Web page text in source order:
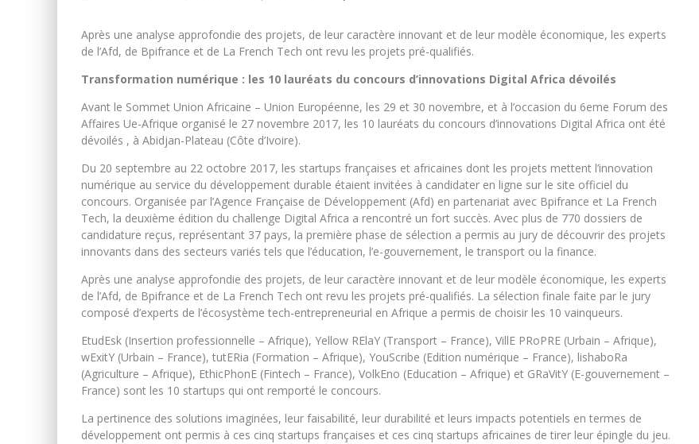
Après une analyse approfondie des projets, de leur caractère innovant et de leur modèle économique, les experts
de l’Afd, de Bpifrance et de La French Tech ont revu les projets pré-qualifiés.
Transformation numérique : les 10 lauréats du concours d’innovations Digital Africa dévoilés
Avant le Sommet Union Africaine – Union Européenne, les 29 et 30 novembre, et à l’occasion du 6eme Forum des
Affaires Ue-Afrique organisé le 27 novembre 2017, les 10 lauréats du concours d’innovations Digital Africa ont été
dévoilés , à Abidjan-Plateau (Côte d’Ivoire).
Du 20 septembre au 22 octobre 2017, les startups françaises et africaines dont les projets mettent l’innovation
numérique au service du développement durable étaient invitées à candidater en ligne sur le site officiel du
concours. Organisée par l’Agence Française de Développement (Afd) en partenariat avec Bpifrance et La French
Tech, la deuxième édition du challenge Digital Africa a rencontré un fort succès. Avec plus de 770 dossiers de
candidature reçus, représentant 37 pays, la première phase de sélection a permis au jury de découvrir des projets
innovants dans des secteurs variés tels que l’éducation, l’e-gouvernement, le transport ou la finance.
Après une analyse approfondie des projets, de leur caractère innovant et de leur modèle économique, les experts
de l’Afd, de Bpifrance et de La French Tech ont revu les projets pré-qualifiés. La sélection finale faite par le jury
composé d’experts de l’écosystème tech-entrepreneurial en Afrique a permis de choisir les 10 vainqueurs.
EtudEsk (Insertion professionnelle – Afrique), Yellow RElaY (Transport – France), VillE PRoPRE (Urbain – Afrique),
wExitY (Urbain – France), tutERia (Formation – Afrique), YouScribe (Edition numérique – France), lishaboRa
(Agriculture – Afrique), EthicPhonE (Fintech – France), VolkEno (Education – Afrique) et GRaVitY (E-gouvernement –
France) sont les 10 startups qui ont remporté le concours.
La pertinence des solutions imaginées, leur faisabilité, leur durabilité et leurs impacts potentiels en termes de
développement ont permis à ces cinq startups françaises et ces cinq startups africaines de tirer leur épingle du jeu.